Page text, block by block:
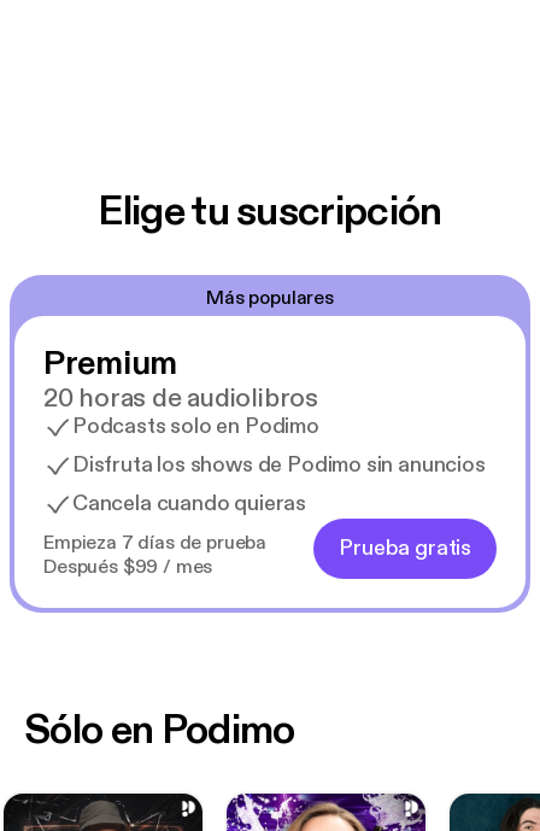
Elige tu suscripción
Más populares
Premium
20 horas de audiolibros
Podcasts solo en Podimo
Disfruta los shows de Podimo sin anuncios
Cancela cuando quieras
Empieza 7 días de prueba
Después $99 / mes
Prueba gratis
Sólo en Podimo